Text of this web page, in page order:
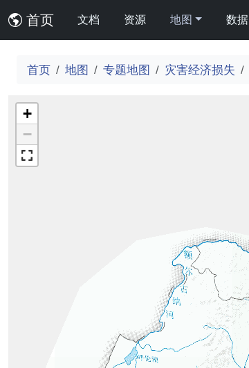
首页 文档 资源 地图 数据
首页 地图 专题地图 灾害经济损失
+
−